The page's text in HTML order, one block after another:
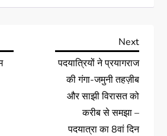
Next
पदयात्रियों ने प्रयागराज
की गंगा-जमुनी तहज़ीब
और साझी विरासत को
करीब से समझा –
पदयात्रा का 8वां दिन